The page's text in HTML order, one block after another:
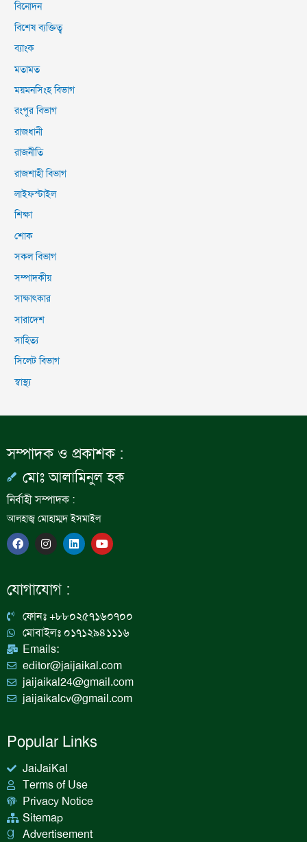
বিনোদন
বিশেষ ব্যক্তিত্ব
ব্যাংক
মতামত
ময়মনসিংহ বিভাগ
রংপুর বিভাগ
রাজধানী
রাজনীতি
রাজশাহী বিভাগ
লাইফস্টাইল
শিক্ষা
শোক
সকল বিভাগ
সম্পাদকীয়
সাক্ষাৎকার
সারাদেশ
সাহিত্য
সিলেট বিভাগ
স্বাস্থ্য
সম্পাদক ও প্রকাশক :
মোঃ আলামিনুল হক
নির্বাহী সম্পাদক :
আলহাজ্ব মোহাম্মদ ইসমাইল
F
a
c
b
o
I
n
s
a
g
a
m
L
i
n
n
Y
o
u
যোগাযোগ :
ফোনঃ +৮৮০২৫৭১৬০৭০০
মোবাইলঃ ০১৭১২৯৪১১১৬
Emails:
editor@jaijaikal.com
jaijaikal24@gmail.com
jaijaikalcv@gmail.com
Popular Links
JaiJaiKal
Terms of Use
Privacy Notice
Sitemap
Advertisement